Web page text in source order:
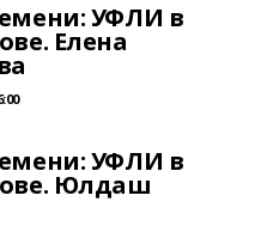
УФЛИ в
Елена
УФЛИ в
Юлдаш